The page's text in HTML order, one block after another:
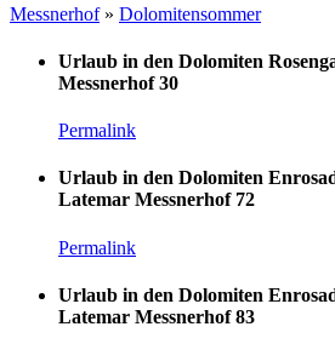
Messnerhof» Dolomitensommer
Urlaub in den Dolomiten
Messnerhof 30
Permalink
Urlaub in den Dolomiten
Latemar Messnerhof 72
Permalink
Urlaub in den Dolomiten
Latemar Messnerhof 83